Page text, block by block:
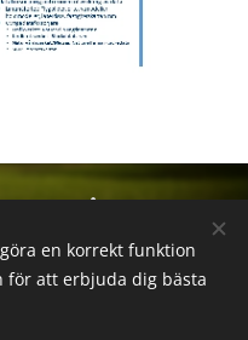
av dig!
en korrekt funktion
för att erbjuda dig bästa